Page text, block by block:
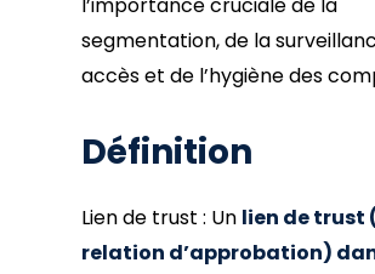
segmentation, de la
accès et de l’hygiène des
Définition
Lien de trust : Un lien de trust
relation d’approbation)